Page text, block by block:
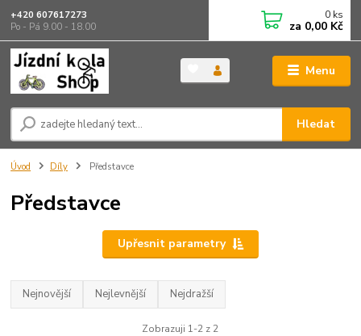
Menu
Hledat
+420 607617273
Po - Pá 9.00 - 18.00
0 ks
za 0,00 Kč
Úvod Díly Představce
Představce
Upřesnit parametry
Nejnovější Nejlevnější Nejdražší
Zobrazuji 1-2 z 2